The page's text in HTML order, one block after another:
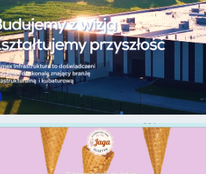
Polimex Infrastruktura Sp.z o.o.